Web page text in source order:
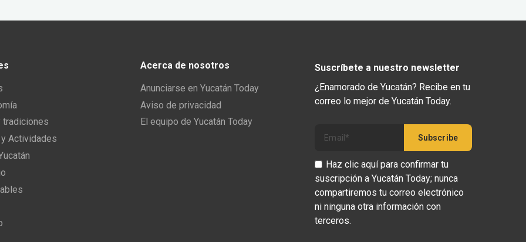
tradiciones
Actividades
Acerca de nosotros
Anunciarse en Yucatán Today
Aviso de privacidad
El equipo de Yucatán Today
Suscríbete a nuestro newsletter
¿Enamorado de Yucatán? Recibe en tu
correo lo mejor de Yucatán Today.
Haz clic aquí para confirmar tu
suscripción a Yucatán Today; nunca
compartiremos tu correo electrónico
ni ninguna otra información con
terceros.